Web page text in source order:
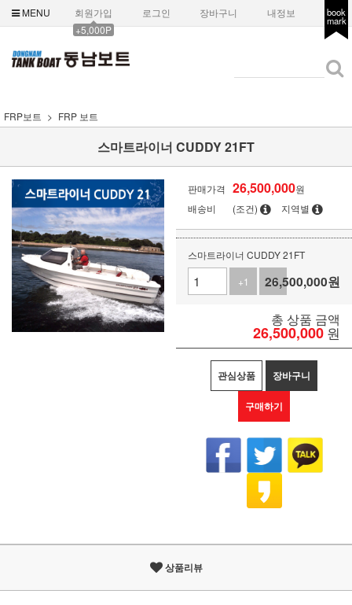
MENU
회원가입
+5,000P
로그인 장바구니 내정보 book
mark
FRP보트 FRP 보트
스마트라이너 CUDDY 21FT
판매가격 26,500,000원
배송비
(조건) 지역별
스마트라이너 CUDDY 21FT
+1
-1
26,500,000원
총 상품 금액
26,500,000 원
관심상품 장바구니
구매하기
상품리뷰